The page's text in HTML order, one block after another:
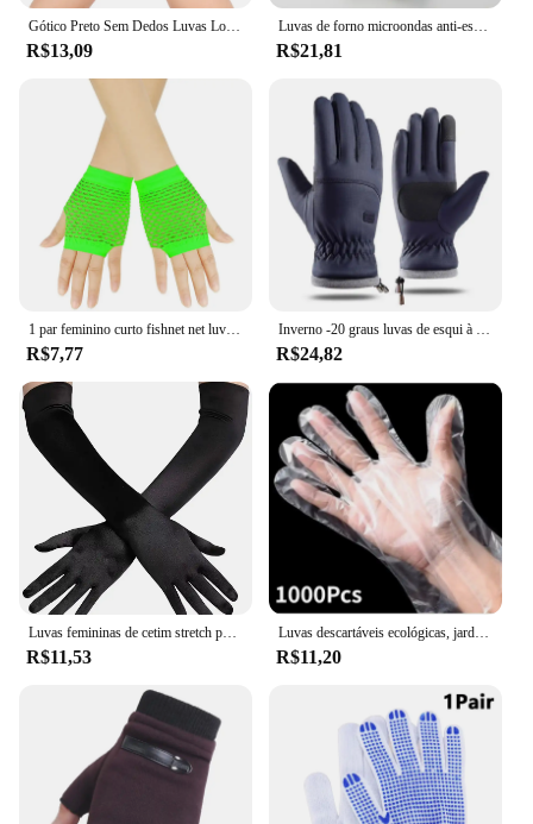
Gótico Preto Sem Dedos Luvas Longas, Punk Hole, Meio Dedo Luva, Braço Aquecedor, Mendigo Cosplay, Acessórios Traje de Halloween, Quente
R$13,09
Luvas de forno microondas anti-escaldante, Resistente ao calor, Isolamento, Antiderrapante, Luvas de cozinha, Ferramenta de cozimento, Cute Cat Paws, Desenhos animados, 1pc
R$21,81
1 par feminino curto fishnet net luvas sem dedos luvas de malha punk rock fantasia noite clube festa braço mais quente luvas sexy quente
R$7,77
Inverno -20 graus luvas de esqui à prova de frio homens à prova de vento à prova dwindproof água manter luvas quentes touchscreen anti deslizamento macio fluff luvas
R$24,82
R$11,53
Luvas descartáveis ecológicas, jardim, casa, restaurante, churrasco, luvas multifuncionais transparentes, produto comestível, novo
R$11,20